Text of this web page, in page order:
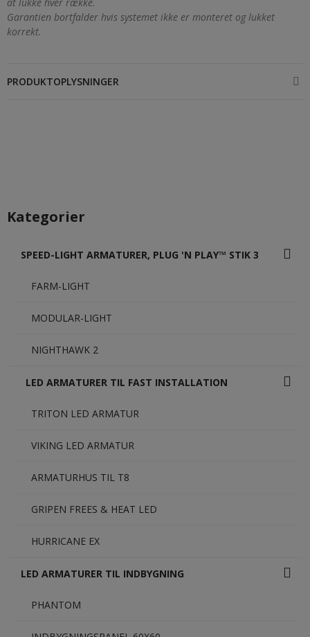
Garantien bortfalder hvis systemet ikke er monteret og lukket
korrekt.
PRODUKTOPLYSNINGER
Kategorier
SPEED-LIGHT ARMATURER, PLUG 'N PLAY™ STIK 3
FARM-LIGHT
MODULAR-LIGHT
NIGHTHAWK 2
LED ARMATURER TIL FAST INSTALLATION
TRITON LED ARMATUR
VIKING LED ARMATUR
ARMATURHUS TIL T8
GRIPEN FREES & HEAT LED
HURRICANE EX
LED ARMATURER TIL INDBYGNING
PHANTOM